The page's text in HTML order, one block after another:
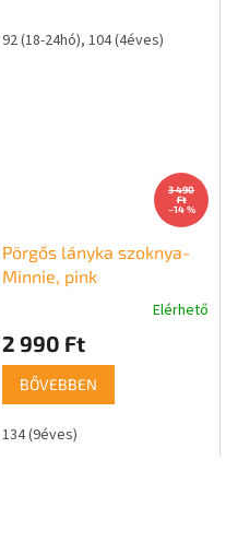
122 (7éves) 128 (8éves) 134 (9éves)
92 (18-24hó) 104 (4éves)
3 490
Ft
–14 %
Pörgős lányka szoknya-
Minnie, pink
Elérhető
2 990 Ft
BŐVEBBEN
134 (9éves)